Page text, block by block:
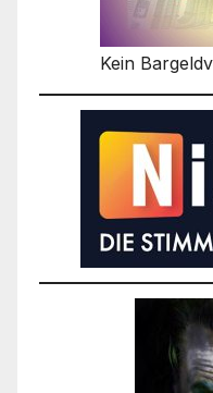
Kein